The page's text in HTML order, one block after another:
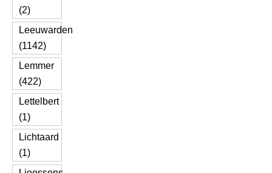
(2)
Leeuwarden
(1142)
Lemmer
(422)
Lettelbert
(1)
Lichtaard
(1)